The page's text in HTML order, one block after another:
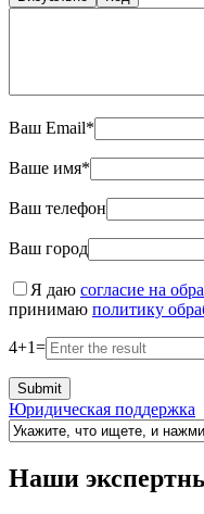
Ваш Email*
Ваше имя*
Ваш телефон
Ваш город
Я даю согласие на
принимаю политику
4+1=
Юридическая поддержка
Наши